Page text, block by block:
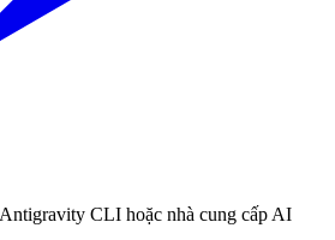
CLI hoặc nhà cung cấp AI